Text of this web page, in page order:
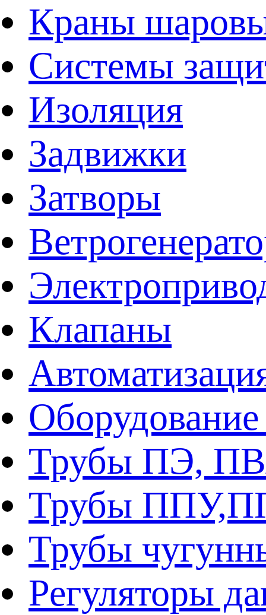
Краны
Системы
Изоляция
Задвижки
Затворы
Клапаны
Трубы ПЭ,
Трубы
Трубы
Регуляторы